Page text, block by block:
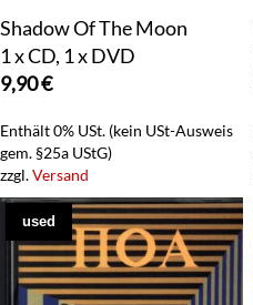
Shadow Of The Moon
1 x CD, 1 x DVD
9,90€
Enthält 0% USt. (kein USt-Ausweis
gem. §25a UStG)
zzgl.Versand
used